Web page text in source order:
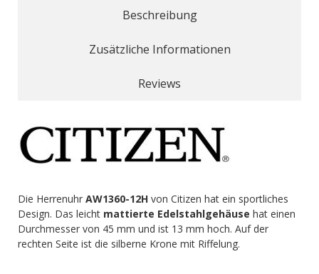
Beschreibung
Zusätzliche Informationen
Reviews
Die Herrenuhr AW1360-12H von Citizen hat ein sportliches
Design. Das leicht mattierte Edelstahlgehäuse hat einen
Durchmesser von 45 mm und ist 13 mm hoch. Auf der
rechten Seite ist die silberne Krone mit Riffelung.